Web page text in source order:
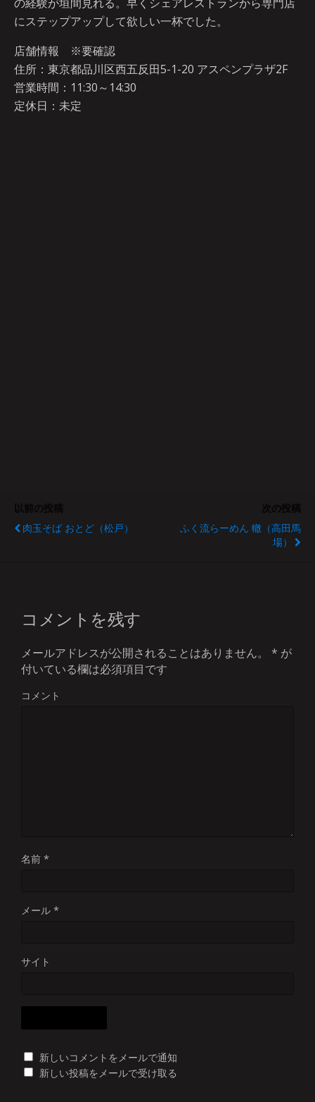
にステップアップして欲しい一杯でした。
店舗情報 ※要確認
住所：東京都品川区西五反田5-1-20 アスペンプラザ2F
営業時間：11:30～14:30
定休日：未定
肉玉そば おとど（松戸）
ふく流らーめん 轍（高田馬
場）
コメントを残す
メールアドレスが公開されることはありません。 * が
付いている欄は必須項目です
コメント
名前 *
メール *
サイト
新しいコメントをメールで通知
新しい投稿をメールで受け取る